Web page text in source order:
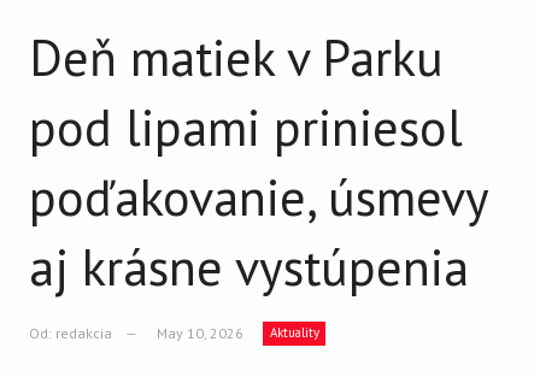
VAJNORSKÝ ORNAMENT
Z HISTÓRIE
AUDIO
ARCHÍV VYDANÍ
Deň matiek v Parku
pod lipami priniesol
poďakovanie, úsmevy
aj krásne vystúpenia
Od: redakcia May 10, 2026 Aktuality